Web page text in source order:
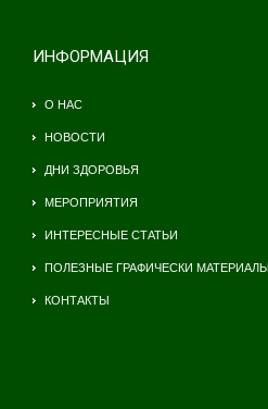
ИНФОРМАЦИЯ
О НАС
НОВОСТИ
ДНИ ЗДОРОВЬЯ
МЕРОПРИЯТИЯ
ИНТЕРЕСНЫЕ СТАТЬИ
ПОЛЕЗНЫЕ ГРАФИЧЕСКИ МАТЕРИАЛЫ
КОНТАКТЫ